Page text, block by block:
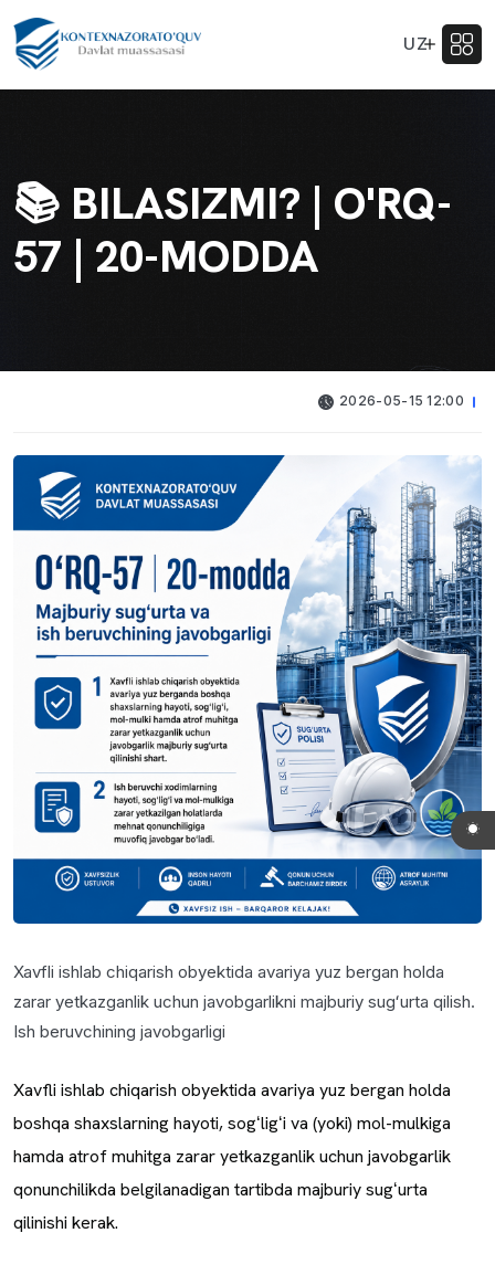
UZ
📚 BILASIZMI? | O'RQ-
57 | 20-MODDA
2026-05-15 12:00
Xavfli ishlab chiqarish obyektida avariya yuz bergan holda
zarar yetkazganlik uchun javobgarlikni majburiy sugʻurta qilish.
Ish beruvchining javobgarligi
Xavfli ishlab chiqarish obyektida avariya yuz bergan holda
boshqa shaxslarning hayoti, sogʻligʻi va (yoki) mol-mulkiga
hamda atrof muhitga zarar yetkazganlik uchun javobgarlik
qonunchilikda belgilanadigan tartibda majburiy sugʻurta
qilinishi kerak.